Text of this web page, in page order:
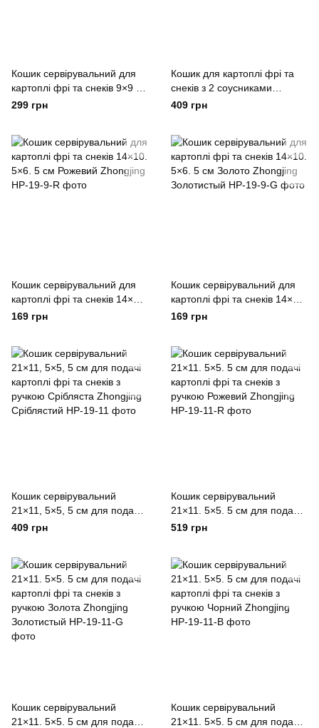
Кошик сервірувальний для
картоплі фрі та снеків 9×9 см
Золота Zhongjing
299 грн
Кошик для картоплі фрі та
снеків з 2 соусниками
конусний 15х15х13. 5 см
409 грн
Кошик сервірувальний для
картоплі фрі та снеків 14×10.
5×6. 5 см Рожевий Zhongjing
169 грн
Кошик сервірувальний для
картоплі фрі та снеків 14×10.
5×6. 5 см Золото Zhongjing
169 грн
Кошик сервірувальний
21×11, 5×5, 5 см для подачі
картоплі фрі та снеків з
409 грн
Кошик сервірувальний
21×11. 5×5. 5 см для подачі
картоплі фрі та снеків з
519 грн
Кошик сервірувальний
21×11. 5×5. 5 см для подачі
Кошик сервірувальний
21×11. 5×5. 5 см для подачі